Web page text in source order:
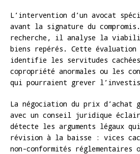
L’intervention d’un avocat
avant la signature du
recherche, il analyse la
biens repérés. Cette
identifie les servitudes
copropriété anormales ou les
qui pourraient grever
La négociation du prix d’achat
avec un conseil juridique
détecte les arguments légaux
révision à la baisse : vices
non-conformités réglementaires